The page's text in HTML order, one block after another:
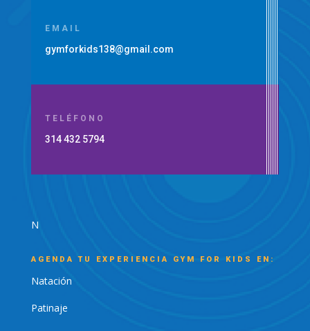
EMAIL
gymforkids138@gmail.com
TELÉFONO
314 432 5794
N
AGENDA TU EXPERIENCIA GYM FOR KIDS EN:
Natación
Patinaje